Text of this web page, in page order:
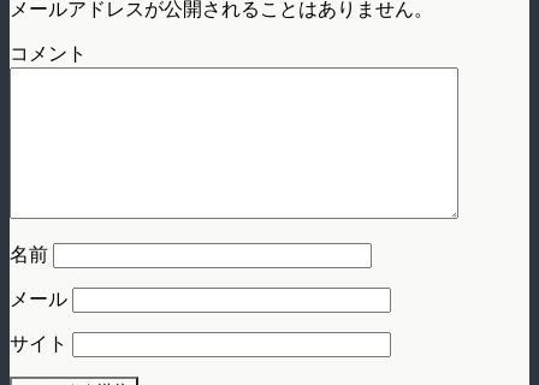
メールアドレスが公開されることはありません。
コメント
名前
メール
サイト